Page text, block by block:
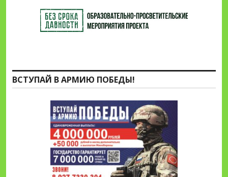
ВСТУПАЙ В АРМИЮ ПОБЕДЫ!